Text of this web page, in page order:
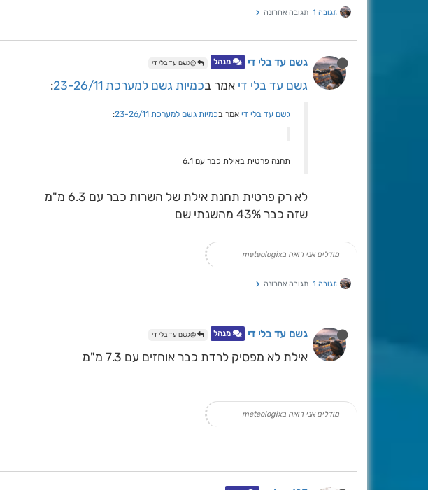
תגובה 1 תגובה אחרונה
גשם עד בלי די מנהל @גשם עד בלי די
גשם עד בלי די אמר בכמיות גשם למערכת 23-26/11 :
גשם עד בלי די אמר בכמיות גשם למערכת 23-26/11 :
תחנה פרטית באילת כבר עם 6.1
לא רק פרטית תחנת אילת של השרות כבר עם 6.3 מ"מ
שזה כבר 43% מהשנתי שם
מודלים אני רואה בmeteologix
תגובה 1 תגובה אחרונה
גשם עד בלי די מנהל @גשם עד בלי די
אילת לא מפסיק לרדת כבר אוחזים עם 7.3 מ"מ
מודלים אני רואה בmeteologix